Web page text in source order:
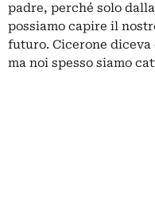
padre, perché solo
possiamo capire il
futuro. Cicerone
ma noi spesso siamo